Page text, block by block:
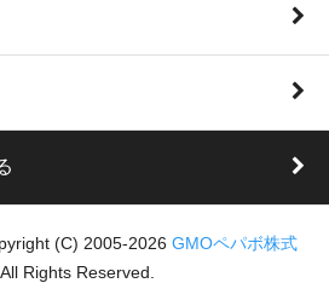
(C) 2005-2026 GMOペパボ株式
All Rights Reserved.